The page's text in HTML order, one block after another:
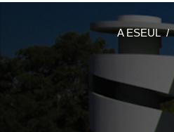
Menu
A ESEUL